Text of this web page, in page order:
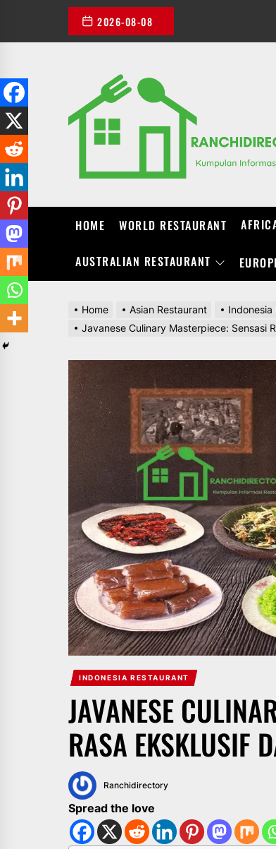
the
2026-08-08
HOME WORLD RESTAURANT
AUSTRALIAN RESTAURANT
Home Asian Restaurant
Indonesia
Javanese Culinary Masterpiece: Sensasi
INDONESIA RESTAURANT
JAVANESE
RASA EKSKLUSIF
Ranchidirectory
Spread the love